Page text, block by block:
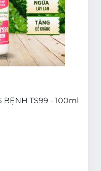
BỆNH TS99 - 100ml